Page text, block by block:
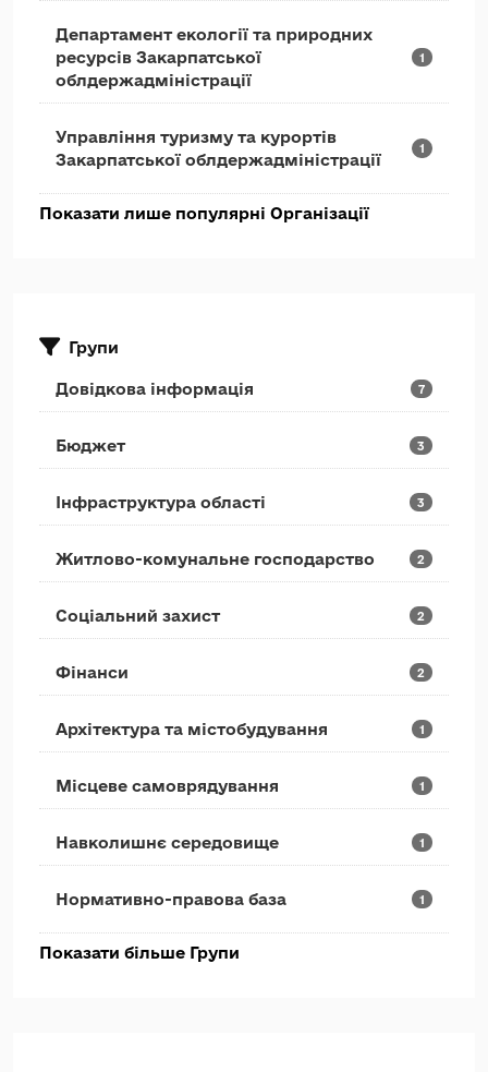
Департамент екології та природних
ресурсів Закарпатської
облдержадміністрації
1
Управління туризму та курортів
Закарпатської облдержадміністрації
1
Показати лише популярні Організації
Групи
Довідкова інформація 7
Бюджет 3
Інфраструктура області 3
Житлово-комунальне господарство 2
Соціальний захист 2
Фінанси 2
Архітектура та містобудування 1
Місцеве самоврядування 1
Навколишнє середовище 1
Нормативно-правова база 1
Показати більше Групи